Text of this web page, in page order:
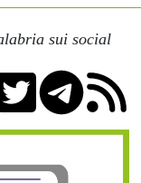
sui social